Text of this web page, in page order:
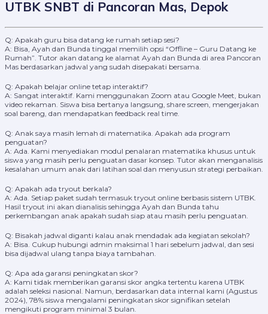
UTBK SNBT di Pancoran Mas, Depok
Q: Apakah guru bisa datang ke rumah setiap sesi?
A: Bisa, Ayah dan Bunda tinggal memilih opsi “Offline – Guru Datang ke
Rumah”. Tutor akan datang ke alamat Ayah dan Bunda di area Pancoran
Mas berdasarkan jadwal yang sudah disepakati bersama.
Q: Apakah belajar online tetap interaktif?
A: Sangat interaktif. Kami menggunakan Zoom atau Google Meet, bukan
video rekaman. Siswa bisa bertanya langsung, share screen, mengerjakan
soal bareng, dan mendapatkan feedback real time.
Q: Anak saya masih lemah di matematika. Apakah ada program
penguatan?
A: Ada. Kami menyediakan modul penalaran matematika khusus untuk
siswa yang masih perlu penguatan dasar konsep. Tutor akan menganalisis
kesalahan umum anak dari latihan soal dan menyusun strategi perbaikan.
Q: Apakah ada tryout berkala?
A: Ada. Setiap paket sudah termasuk tryout online berbasis sistem UTBK.
Hasil tryout ini akan dianalisis sehingga Ayah dan Bunda tahu
perkembangan anak apakah sudah siap atau masih perlu penguatan.
Q: Bisakah jadwal diganti kalau anak mendadak ada kegiatan sekolah?
A: Bisa. Cukup hubungi admin maksimal 1 hari sebelum jadwal, dan sesi
bisa dijadwal ulang tanpa biaya tambahan.
Q: Apa ada garansi peningkatan skor?
A: Kami tidak memberikan garansi skor angka tertentu karena UTBK
adalah seleksi nasional. Namun, berdasarkan data internal kami (Agustus
2024), 78% siswa mengalami peningkatan skor signifikan setelah
mengikuti program minimal 3 bulan.